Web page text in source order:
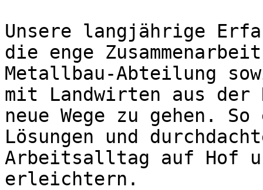
Unsere langjährige
die enge
Metallbau-Abteilung
mit Landwirten aus der
neue Wege zu gehen.
Lösungen und
Arbeitsalltag auf Hof
erleichtern.